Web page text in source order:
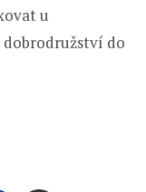
u
dobrodružství do